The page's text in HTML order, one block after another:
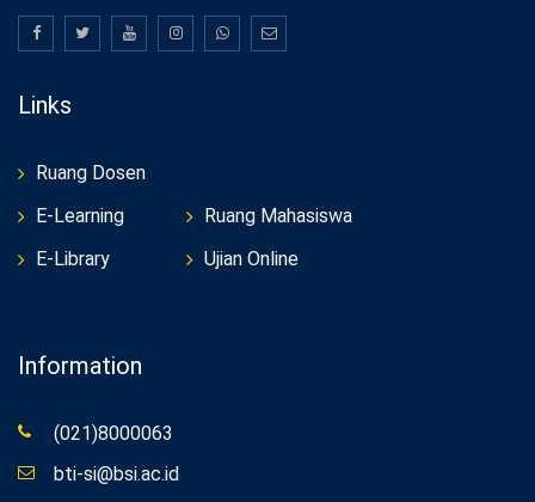
Links
Ruang Dosen
E-Learning
E-Library
Ruang Mahasiswa
Ujian Online
Information
(021)8000063
bti-si@bsi.ac.id